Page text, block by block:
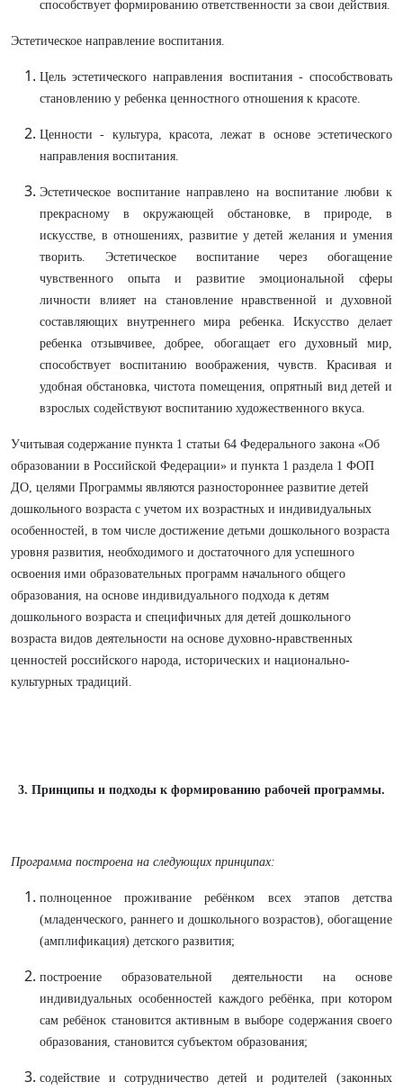
способствует формированию ответственности за свои действия.
Эстетическое направление воспитания.
Цель эстетического направления воспитания - способствовать
становлению у ребенка ценностного отношения к красоте.
Ценности - культура, красота, лежат в основе эстетического
направления воспитания.
Эстетическое воспитание направлено на воспитание любви к
прекрасному в окружающей обстановке, в природе, в
искусстве, в отношениях, развитие у детей желания и умения
творить. Эстетическое воспитание через обогащение
чувственного опыта и развитие эмоциональной сферы
личности влияет на становление нравственной и духовной
составляющих внутреннего мира ребенка. Искусство делает
ребенка отзывчивее, добрее, обогащает его духовный мир,
способствует воспитанию воображения, чувств. Красивая и
удобная обстановка, чистота помещения, опрятный вид детей и
взрослых содействуют воспитанию художественного вкуса.
Учитывая содержание пункта 1 статьи 64 Федерального закона «Об
образовании в Российской Федерации» и пункта 1 раздела 1 ФОП
ДО, целями Программы являются разностороннее развитие детей
дошкольного возраста с учетом их возрастных и индивидуальных
особенностей, в том числе достижение детьми дошкольного возраста
уровня развития, необходимого и достаточного для успешного
освоения ими образовательных программ начального общего
образования, на основе индивидуального подхода к детям
дошкольного возраста и специфичных для детей дошкольного
возраста видов деятельности на основе духовно-нравственных
ценностей российского народа, исторических и национально-
культурных традиций.
3. Принципы и подходы к формированию рабочей программы.
Программа построена на следующих принципах:
полноценное проживание ребёнком всех этапов детства
(младенческого, раннего и дошкольного возрастов), обогащение
(амплификация) детского развития;
построение образовательной деятельности на основе
индивидуальных особенностей каждого ребёнка, при котором
сам ребёнок становится активным в выборе содержания своего
образования, становится субъектом образования;
содействие и сотрудничество детей и родителей (законных